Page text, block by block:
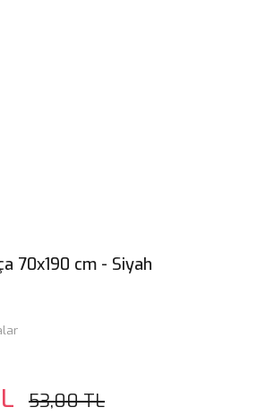
70x190 cm - Siyah
53,00 TL